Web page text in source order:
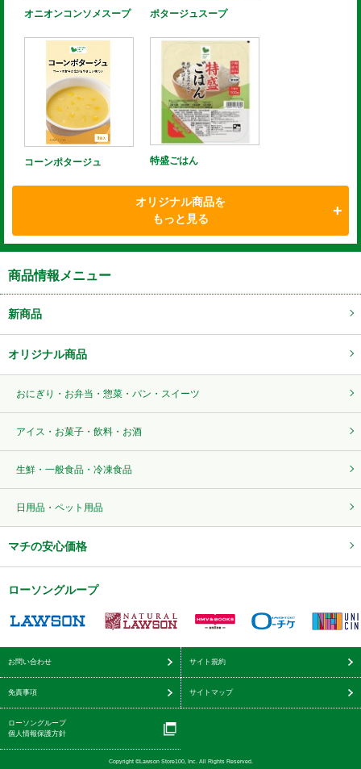
オニオンコンソメスープ ポタージュスープ
コーンポタージュ 特盛ごはん
オリジナル商品を
もっと見る
商品情報メニュー
新商品
オリジナル商品
おにぎり・お弁当・惣菜・パン・スイーツ
アイス・お菓子・飲料・お酒
生鮮・一般食品・冷凍食品
日用品・ペット用品
マチの安心価格
ローソングループ
お問い合わせ サイト規約
免責事項 サイトマップ
ローソングループ
個人情報保護方針
Copyright ©Lawson Store100, Inc. All Rights Reserved.